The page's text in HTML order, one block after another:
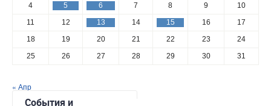
4
5 6 7 8 9
10
11
12 13 14 15 16
17
18
19 20 21 22 23
24
25
26 27 28 29 30 31
« Апр